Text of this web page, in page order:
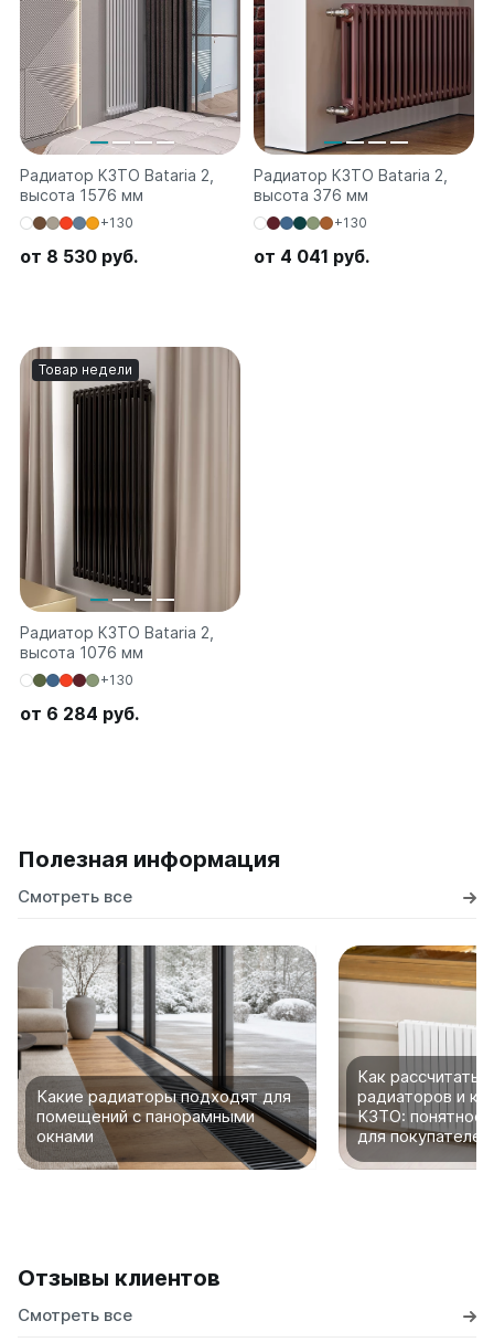
Quadrum Neo 50 V
Quadrum Neo 50 H
Завалинки
Завалинка Гармония
Завалинка РС
Радиатор КЗТО Bataria 2,
высота 1576 мм
+130
от 8 530 руб.
Радиатор КЗТО Bataria 2,
высота 376 мм
+130
от 4 041 руб.
Товар недели
Радиатор КЗТО Bataria 2,
высота 1076 мм
+130
от 6 284 руб.
Полезная информация
Смотреть все
Какие радиаторы подходят для
помещений с панорамными
окнами
Как рассчитать
радиаторов и
КЗТО: понятное
для покупателей
Отзывы клиентов
Смотреть все